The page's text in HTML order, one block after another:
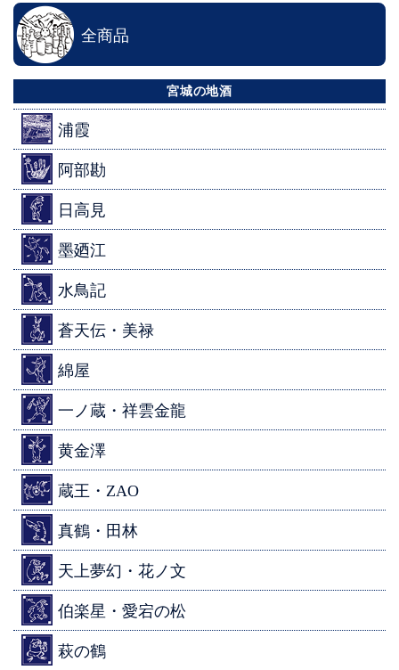
全商品
宮城の地酒
浦霞
阿部勘
日高見
墨廼江
水鳥記
蒼天伝・美禄
綿屋
一ノ蔵・祥雲金龍
黄金澤
蔵王・ZAO
真鶴・田林
天上夢幻・花ノ文
伯楽星・愛宕の松
萩の鶴